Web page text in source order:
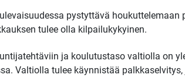
pystyttävä
tulee olla kilpailukykyinen.
ja koulutustaso valtiolla on
Valtiolla tulee käynnistää